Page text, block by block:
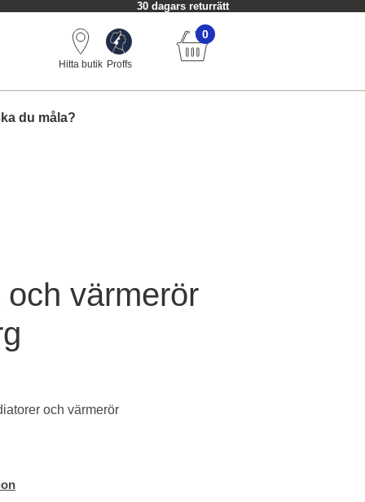
30 dagars returrätt
Hitta butik Proffs
0
du måla?
och värmerör
och värmerör